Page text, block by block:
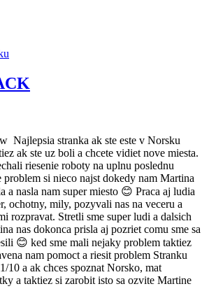
Najlepsia stranka ak ste este v Norsku
ak ste uz boli a chcete vidiet nove miesta.
riesenie roboty na uplnu poslednu
si nieco najst dokedy nam Martina
a nasla nam super miesto 😊 Praca aj ludia
ochotny, mily, pozyvali nas na veceru a
rozpravat. Stretli sme super ludi a dalsich
nas dokonca prisla aj pozriet comu sme sa
😊 ked sme mali nejaky problem taktiez
nam pomoct a riesit problem Stranku
10 a ak chces spoznat Norsko, mat
a taktiez si zarobit isto sa ozvite Martine